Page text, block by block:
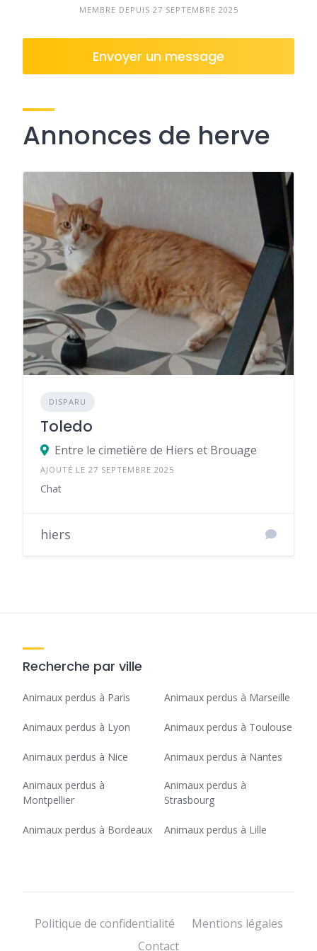
MEMBRE DEPUIS 27 SEPTEMBRE 2025
Envoyer un message
Annonces de herve
DISPARU
Toledo
Entre le cimetière de Hiers et Brouage
AJOUTÉ LE 27 SEPTEMBRE 2025
Chat
hiers
Recherche par ville
Animaux perdus à Paris Animaux perdus à Marseille
Animaux perdus à Lyon Animaux perdus à Toulouse
Animaux perdus à Nice Animaux perdus à Nantes
Animaux perdus à
Montpellier
Animaux perdus à
Strasbourg
Animaux perdus à Bordeaux Animaux perdus à Lille
Politique de confidentialité
Mentions légales
Contact